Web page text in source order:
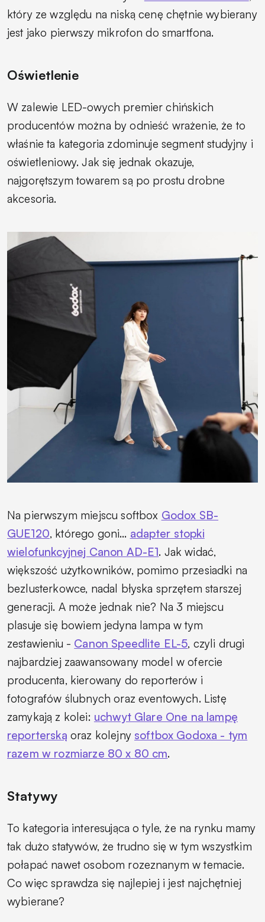
który ze względu na niską cenę chętnie wybierany
jest jako pierwszy mikrofon do smartfona.
Oświetlenie
W zalewie LED-owych premier chińskich
producentów można by odnieść wrażenie, że to
właśnie ta kategoria zdominuje segment studyjny i
oświetleniowy. Jak się jednak okazuje,
najgorętszym towarem są po prostu drobne
akcesoria.
Na pierwszym miejscu softbox Godox SB-
GUE120, którego goni… adapter stopki
wielofunkcyjnej Canon AD-E1. Jak widać,
większość użytkowników, pomimo przesiadki na
bezlusterkowce, nadal błyska sprzętem starszej
generacji. A może jednak nie? Na 3 miejscu
plasuje się bowiem jedyna lampa w tym
zestawieniu - Canon Speedlite EL-5, czyli drugi
najbardziej zaawansowany model w ofercie
producenta, kierowany do reporterów i
fotografów ślubnych oraz eventowych. Listę
zamykają z kolei: uchwyt Glare One na lampę
reporterską oraz kolejny softbox Godoxa - tym
razem w rozmiarze 80 x 80 cm.
Statywy
To kategoria interesująca o tyle, że na rynku mamy
tak dużo statywów, że trudno się w tym wszystkim
połapać nawet osobom rozeznanym w temacie.
Co więc sprawdza się najlepiej i jest najchętniej
wybierane?